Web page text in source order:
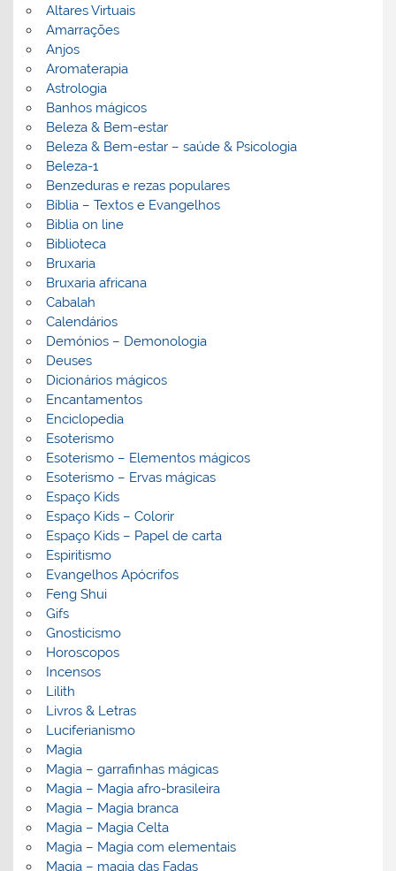
Altares Virtuais
Amarrações
Anjos
Aromaterapia
Astrologia
Banhos mágicos
Beleza & Bem-estar
Beleza & Bem-estar – saúde & Psicologia
Beleza-1
Benzeduras e rezas populares
Bíblia – Textos e Evangelhos
Biblia on line
Biblioteca
Bruxaria
Bruxaria africana
Cabalah
Calendários
Demónios – Demonologia
Deuses
Dicionários mágicos
Encantamentos
Enciclopedia
Esoterismo
Esoterismo – Elementos mágicos
Esoterismo – Ervas mágicas
Espaço Kids
Espaço Kids – Colorir
Espaço Kids – Papel de carta
Espiritismo
Evangelhos Apócrifos
Feng Shui
Gifs
Gnosticismo
Horoscopos
Incensos
Lilith
Livros & Letras
Luciferianismo
Magia
Magia – garrafinhas mágicas
Magia – Magia afro-brasileira
Magia – Magia branca
Magia – Magia Celta
Magia – Magia com elementais
Magia – magia das Fadas